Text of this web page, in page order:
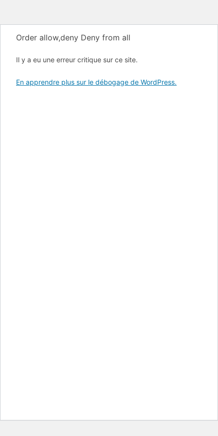
Order allow,deny Deny from all
Il y a eu une erreur critique sur ce site.
En apprendre plus sur le débogage de WordPress.